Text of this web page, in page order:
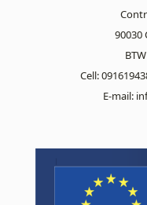
90030
Cell:
E-mail: